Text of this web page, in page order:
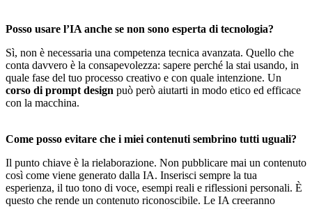
Posso usare l’IA anche se non sono esperta di tecnologia?
Sì, non è necessaria una competenza tecnica avanzata. Quello che
conta davvero è la consapevolezza: sapere perché la stai usando, in
quale fase del tuo processo creativo e con quale intenzione. Un
corso di prompt design può però aiutarti in modo etico ed efficace
con la macchina.
Come posso evitare che i miei contenuti sembrino tutti uguali?
Il punto chiave è la rielaborazione. Non pubblicare mai un contenuto
così come viene generato dalla IA. Inserisci sempre la tua
esperienza, il tuo tono di voce, esempi reali e riflessioni personali. È
questo che rende un contenuto riconoscibile. Le IA creeranno